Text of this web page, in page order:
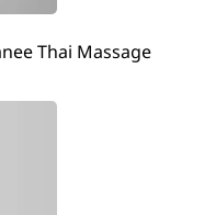
Thai Massage